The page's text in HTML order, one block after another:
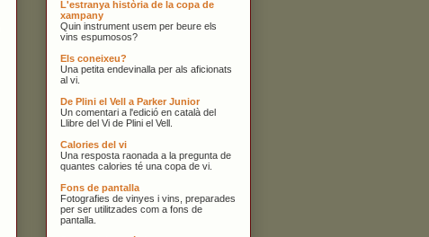
L'estranya història de la copa de
xampany
Quin instrument usem per beure els
vins espumosos?
Els coneixeu?
Una petita endevinalla per als aficionats
al vi.
De Plini el Vell a Parker Junior
Un comentari a l'edició en català del
Llibre del Vi de Plini el Vell.
Calories del vi
Una resposta raonada a la pregunta de
quantes calories té una copa de vi.
Fons de pantalla
Fotografies de vinyes i vins, preparades
per ser utilitzades com a fons de
pantalla.